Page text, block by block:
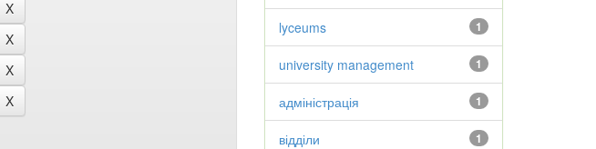
1
lyceums
1
university management
1
адміністрація
1
відділи